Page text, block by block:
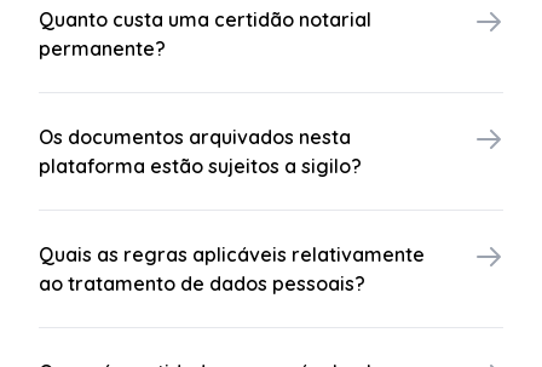
Quanto custa uma certidão notarial
permanente?
Os documentos arquivados nesta
plataforma estão sujeitos a sigilo?
Quais as regras aplicáveis relativamente
ao tratamento de dados pessoais?